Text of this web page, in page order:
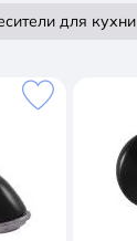
для кухни